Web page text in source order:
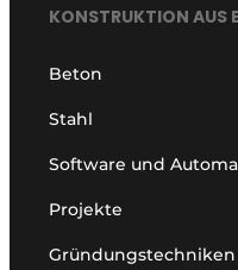
KONSTRUKTION AUS
Beton
Stahl
Software und
Projekte
Gründungstechniken